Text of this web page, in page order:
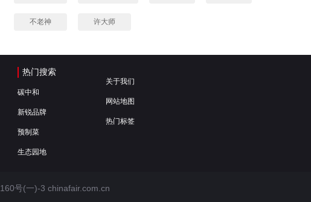
不老神 许大师
热门搜索
碳中和
新锐品牌
预制菜
生态园地
关于我们
网站地图
热门标签
号(一)-3 chinafair.com.cn